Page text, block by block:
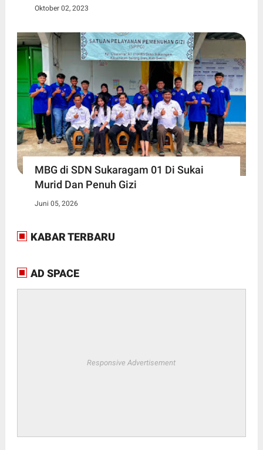
Oktober 02, 2023
MBG di SDN Sukaragam 01 Di Sukai
Murid Dan Penuh Gizi
Juni 05, 2026
KABAR TERBARU
AD SPACE
Responsive Advertisement